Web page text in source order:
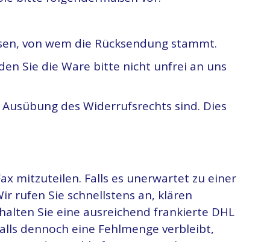
von wem die Rücksendung stammt.
Sie die Ware bitte nicht unfrei an uns
des Widerrufsrechts sind. Dies
mitzuteilen. Falls es unerwartet zu einer
rufen Sie schnellstens an, klären
Sie eine ausreichend frankierte DHL
dennoch eine Fehlmenge verbleibt,